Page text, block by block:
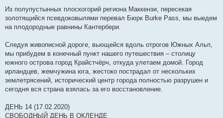
Из полупустынных плоскогорий региона Маккензи, пересекая
золотящийся псевдоковылями перевал Бюрк Burke Pass, мы выедем
на плодородные равнины Кантербери.
Следуя живописной дороге, вьющейся вдоль отрогов Южных Альп,
мы прибудем в конечный пункт нашего путешествия – столицу
южного острова город Крайстчёрч, откуда улетаем домой. Город
ирландцев, жемчужина юга, жестоко пострадал от нескольких
землетрясений, исторический центр города полностью разрушен и
сегодня вся страна взялась за его восстановление.
ДЕНЬ 14 (17.02.2020)
СВОБОДНЫЙ ДЕНЬ В ОКЛЕНДЕ